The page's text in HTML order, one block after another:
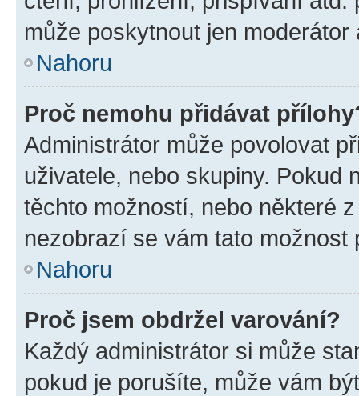
může poskytnout jen
Nahoru
Proč nemohu přidávat
Administrátor může povolovat
uživatele, nebo skupiny. Pokud
těchto možností, nebo některé
nezobrazí se vám tato
Nahoru
Proč jsem obdržel varování?
Každý administrátor si může
pokud je porušíte, může vám